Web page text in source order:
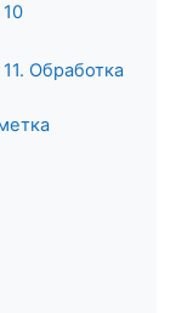
Обработка